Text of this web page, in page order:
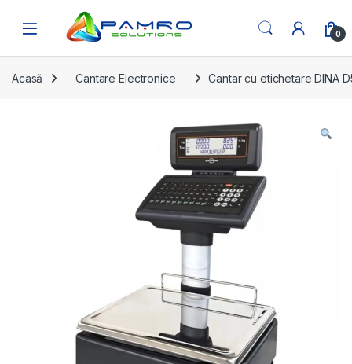
Skip to navigation
Open 0
Acasă Cantare Electronice Cantar cu etichetare DINA